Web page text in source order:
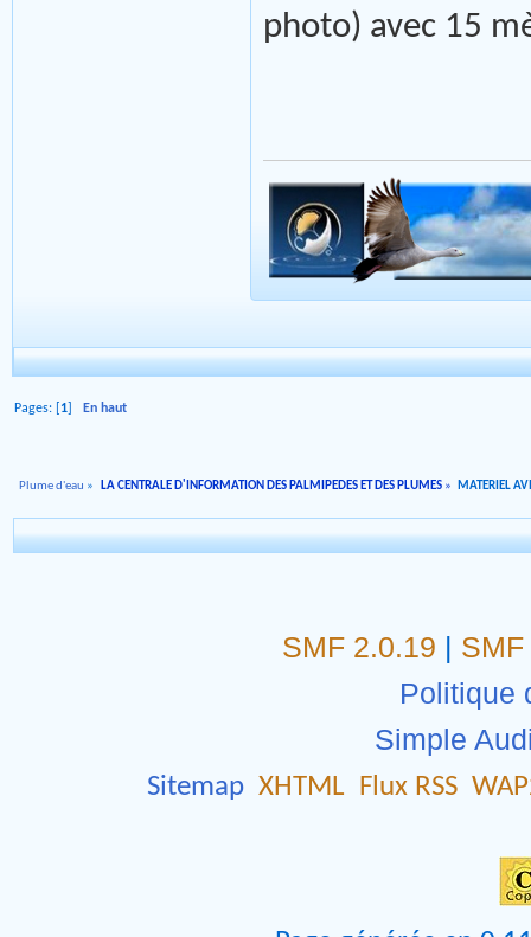
photo) avec 15
Pages: [ 1 En haut
Plume d'eau » LA CENTRALE D'INFORMATION DES PALMIPEDES ET DES PLUMES » MATERIEL
SMF 2.0.19 |
Politique
Simple
Sitemap XHTML Flux RSS